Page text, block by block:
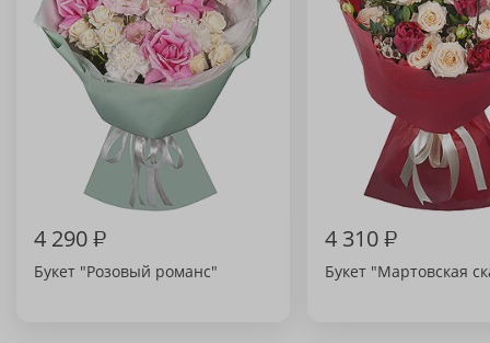
4 290₽
Букет "Розовый романс"
4 310₽
Букет "Мартовская